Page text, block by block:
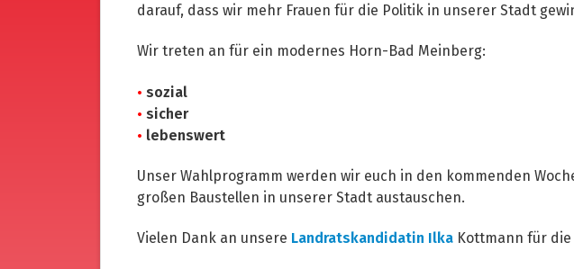
darauf, dass wir mehr Frauen für die Politik in unserer Stadt
Wir treten an für ein modernes Horn-Bad Meinberg:
• sozial
• sicher
• lebenswert
Unser Wahlprogramm werden wir euch in den kommenden
großen Baustellen in unserer Stadt austauschen.
Vielen Dank an unsere Landratskandidatin Ilka Kottmann für